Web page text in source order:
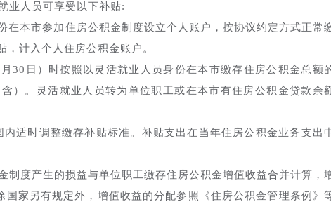
业人员可享受以下补贴:
在本市参加住房公积金制度设立个人账户，按协议约定方式正常
计入个人住房公积金账户。
30日）时按照以灵活就业人员身份在本市缴存住房公积金总额
）。灵活就业人员转为单位职工或在本市有住房公积金贷款余
适时调整缴存补贴标准。补贴支出在当年住房公积金业务支出
度产生的损益与单位职工缴存住房公积金增值收益合并计算，
家另有规定外，增值收益的分配参照《住房公积金管理条例》